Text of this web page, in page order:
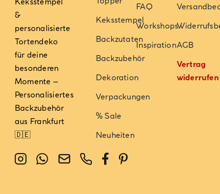
&
personalisierte
Tortendeko
für deine
besonderen
Momente –
Personalisiertes
Backzubehör
aus Frankfurt
🇩🇪
Keksstempel
Backzutaten
Backzubehör
Dekoration
Verpackungen
% Sale
Neuheiten
FAQ
Workshops
InspirationAGB
Vertrag
widerrufen